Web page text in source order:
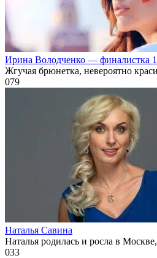
Ирина Володченко — финалистка 1
Жгучая брюнетка, невероятно
079
Наталья Савина
Наталья родилась и росла в
033